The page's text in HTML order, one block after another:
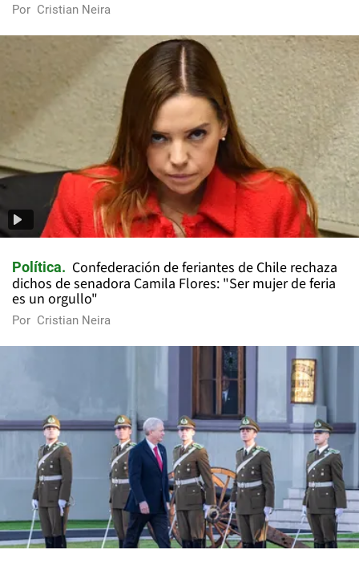
Por Cristian Neira
Política
Confederación de feriantes de Chile rechaza
dichos de senadora Camila Flores: "Ser mujer de feria
es un orgullo"
Por Cristian Neira